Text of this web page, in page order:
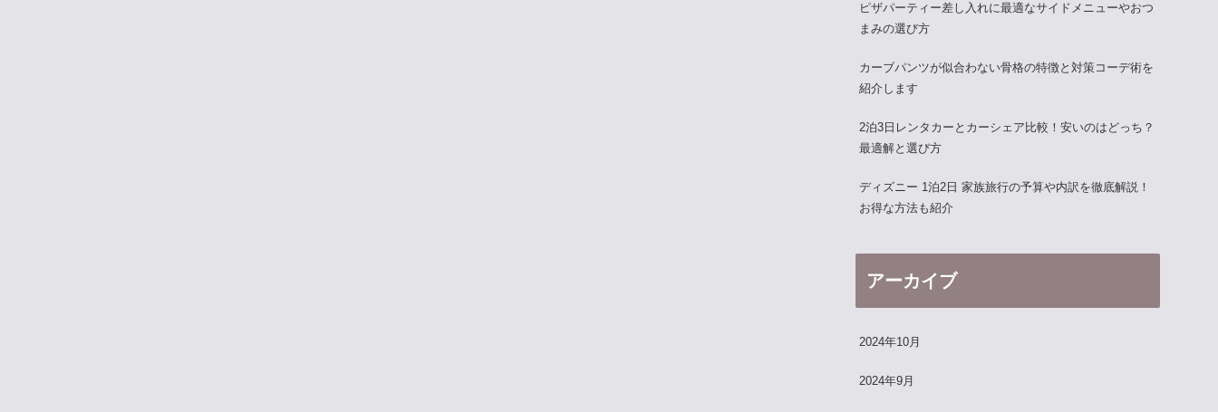
ピザパーティー差し入れに最適なサイドメニューやおつ
まみの選び方
カーブパンツが似合わない骨格の特徴と対策コーデ術を
紹介します
2泊3日レンタカーとカーシェア比較！安いのはどっち？
最適解と選び方
ディズニー 1泊2日 家族旅行の予算や内訳を徹底解説！
お得な方法も紹介
アーカイブ
2024年10月
2024年9月